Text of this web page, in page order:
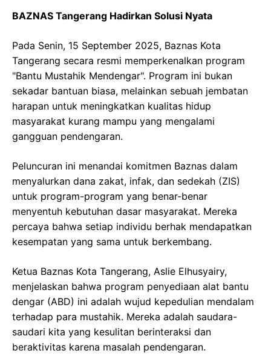
BAZNAS Tangerang Hadirkan Solusi Nyata
Pada Senin, 15 September 2025, Baznas Kota
Tangerang secara resmi memperkenalkan program
"Bantu Mustahik Mendengar". Program ini bukan
sekadar bantuan biasa, melainkan sebuah jembatan
harapan untuk meningkatkan kualitas hidup
masyarakat kurang mampu yang mengalami
gangguan pendengaran.
Peluncuran ini menandai komitmen Baznas dalam
menyalurkan dana zakat, infak, dan sedekah (ZIS)
untuk program-program yang benar-benar
menyentuh kebutuhan dasar masyarakat. Mereka
percaya bahwa setiap individu berhak mendapatkan
kesempatan yang sama untuk berkembang.
Ketua Baznas Kota Tangerang, Aslie Elhusyairy,
menjelaskan bahwa program penyediaan alat bantu
dengar (ABD) ini adalah wujud kepedulian mendalam
terhadap para mustahik. Mereka adalah saudara-
saudari kita yang kesulitan berinteraksi dan
beraktivitas karena masalah pendengaran.